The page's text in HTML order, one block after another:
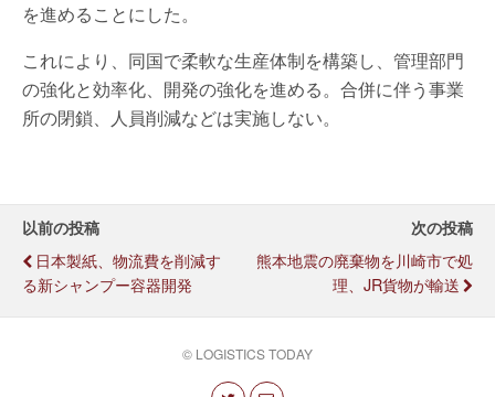
を進めることにした。
これにより、同国で柔軟な生産体制を構築し、管理部門
の強化と効率化、開発の強化を進める。合併に伴う事業
所の閉鎖、人員削減などは実施しない。
以前の投稿
日本製紙、物流費を削減す
る新シャンプー容器開発
次の投稿
熊本地震の廃棄物を川崎市で処
理、JR貨物が輸送
© LOGISTICS TODAY